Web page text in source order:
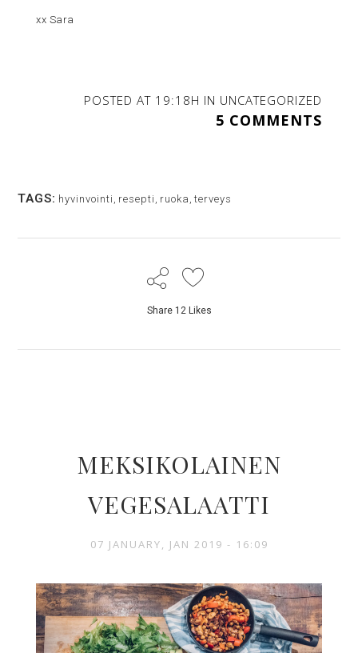
xx Sara
POSTED AT 19:18H IN UNCATEGORIZED
5 COMMENTS
TAGS: hyvinvointi resepti ruoka ,terveys
Share 12 Likes
MEKSIKOLAINEN
VEGESALAATTI
07 JANUARY, JAN 2019 - 16:09